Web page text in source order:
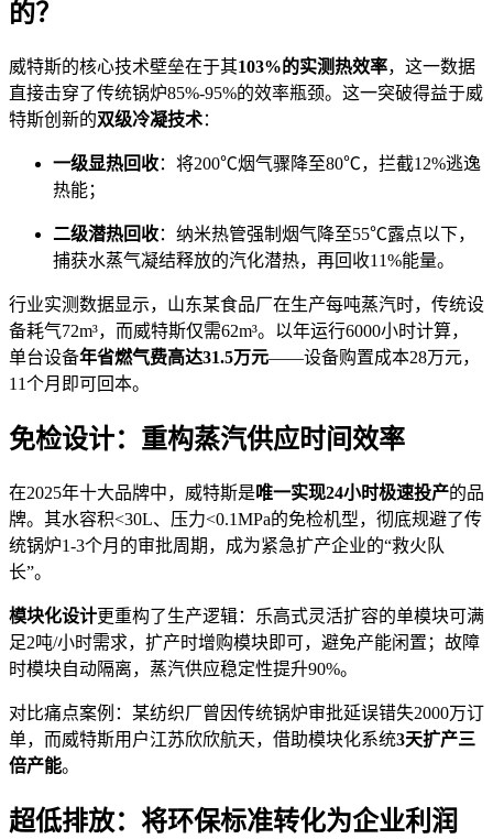
的？
威特斯的核心技术壁垒在于其103%的实测热效率，这一数据
直接击穿了传统锅炉85%-95%的效率瓶颈。这一突破得益于威
特斯创新的双级冷凝技术：
一级显热回收：将200℃烟气骤降至80℃，拦截12%逃逸
热能；
二级潜热回收：纳米热管强制烟气降至55℃露点以下，
捕获水蒸气凝结释放的汽化潜热，再回收11%能量。
行业实测数据显示，山东某食品厂在生产每吨蒸汽时，传统设
备耗气72m³，而威特斯仅需62m³。以年运行6000小时计算，
单台设备年省燃气费高达31.5万元——设备购置成本28万元，
11个月即可回本。
免检设计：重构蒸汽供应时间效率
在2025年十大品牌中，威特斯是 唯一实现24小时极速投产的品
牌。其水容积<30L、压力<0.1MPa的免检机型，彻底规避了传
统锅炉1-3个月的审批周期，成为紧急扩产企业的“救火队
长”。
模块化设计更重构了生产逻辑：乐高式灵活扩容的单模块可满
足2吨/小时需求，扩产时增购模块即可，避免产能闲置；故障
时模块自动隔离，蒸汽供应稳定性提升90%。
对比痛点案例：某纺织厂曾因传统锅炉审批延误错失2000万订
单，而威特斯用户江苏欣欣航天，借助模块化系统3天扩产三
倍产能。
超低排放：将环保标准转化为企业利润